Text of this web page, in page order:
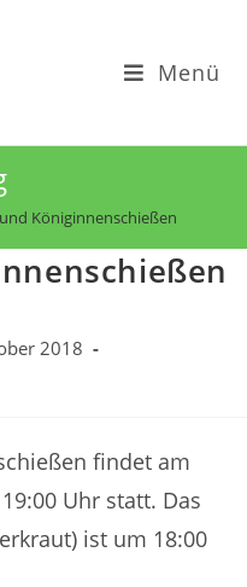
Menü
Königinnenschießen
2018
findet am
Uhr statt. Das
ist um 18:00